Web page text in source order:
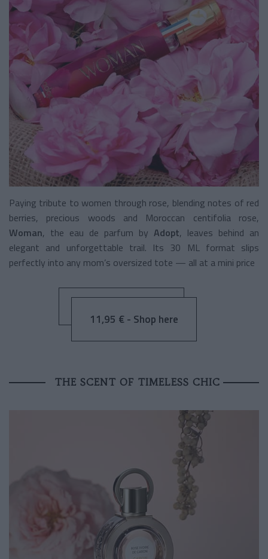
Paying tribute to women through rose, blending notes of red
berries, precious woods and Moroccan centifolia rose,
Woman, the eau de parfum by Adopt, leaves behind an
elegant and unforgettable trail. Its 30 ML format slips
perfectly into any mom’s oversized tote — all at a mini price
11,95 € - Shop here
THE SCENT OF TIMELESS CHIC